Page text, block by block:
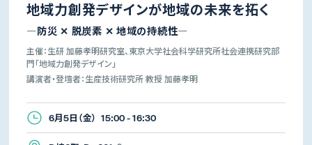
地域力創発デザインが地域の未来を拓く
―防災 ✕ 脱炭素 ✕ 地域の持続性―
主催：生研 加藤孝明研究室、東京大学社会科学研究所社会連携研究部
門「地域力創発デザイン」
講演者・登壇者：生産技術研究所 教授 加藤孝明
6月5日（金） 15:00 - 16:30